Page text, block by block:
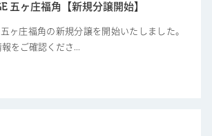
五ヶ庄福角【新規分譲開始】
五ヶ庄福角の新規分譲を開始いたしました。
をご確認くださ...